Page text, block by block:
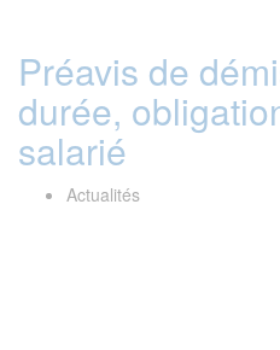
Préavis de
durée,
salarié
Actualités